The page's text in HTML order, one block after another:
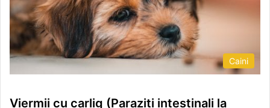
Caini
Viermii cu carlig (Paraziti intestinali la